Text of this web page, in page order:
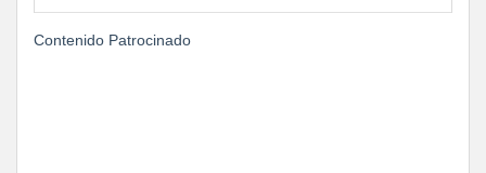
Contenido Patrocinado